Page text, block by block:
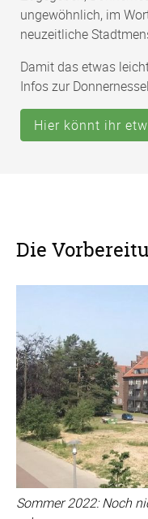
ungewöhnlich, im
neuzeitliche
Damit das etwas
Infos zur
Hier könnt ihr
Die
Sommer 2022: Noch